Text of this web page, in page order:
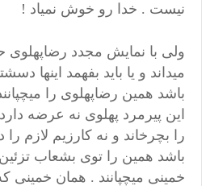
نیست . خدا رو خوش نمیاد !
ولی با نمایش مجدد
میداند و یا باید بفهمد اینها
باشد همین رضاپهلوی را
را بچرخاند و نه کارزیم لازم را
خمینی میچپانند . همان خمینی